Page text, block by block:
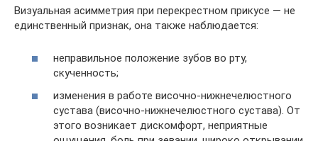
Визуальная асимметрия при перекрестном прикусе — не
единственный признак, она также наблюдается:
неправильное положение зубов во рту,
скученность;
изменения в работе височно-нижнечелюстного
сустава (височно-нижнечелюстного сустава). От
этого возникает дискомфорт, неприятные